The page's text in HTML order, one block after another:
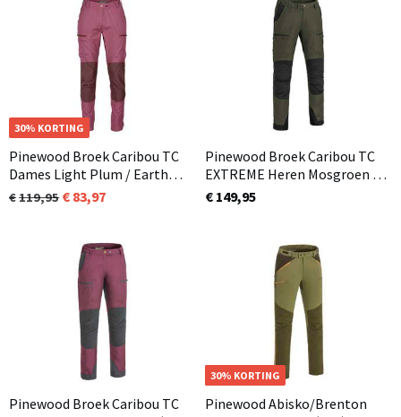
30% KORTING
Pinewood Broek Caribou TC
Dames Light Plum / Earth
Plum 837
119,95 83,97
Pinewood Broek Caribou TC
EXTREME Heren Mosgroen /
Zwart (153) Normaal en ook
in korte lengtemaat
€ 149,95
Pinewood Broek Caribou TC
OP=OP
30% KORTING
Pinewood Abisko/Brenton